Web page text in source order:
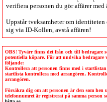
verifiera personen du gör affärer med
Uppstår tveksamheter om
sig via ID-Kollen , avstå affären!
OBS! Tyvärr finns det från och till bedragare
potentiella köpare. För att undvika
följande:
Kontrollera att personen finns med i
startlista kontrollera med arrangören.
arrangören.
Försäkra dig om att personen är den som
telefonnumret är registrerat på samma person